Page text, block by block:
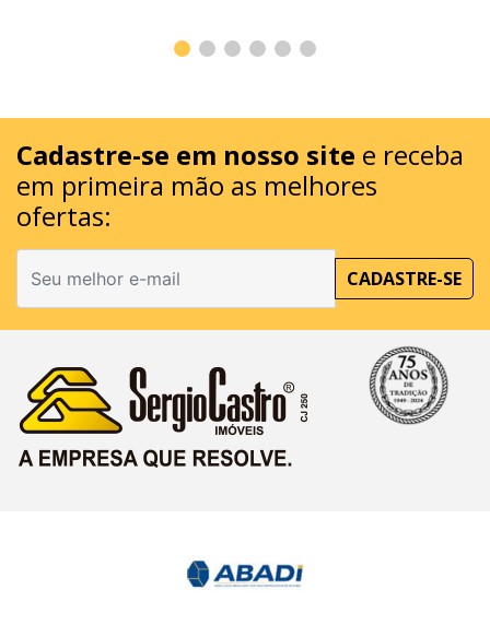
Cadastre-se em nosso site e receba
em primeira mão as melhores
ofertas:
CADASTRE-SE